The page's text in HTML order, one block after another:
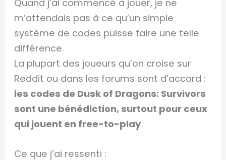
Quand j’ai commencé à jouer, je ne
m’attendais pas à ce qu’un simple
système de codes puisse faire une telle
différence.
La plupart des joueurs qu’on croise sur
Reddit ou dans les forums sont d’accord :
les codes de Dusk of Dragons: Survivors
sont une bénédiction, surtout pour ceux
qui jouent en free-to-play.
Ce que j’ai ressenti :